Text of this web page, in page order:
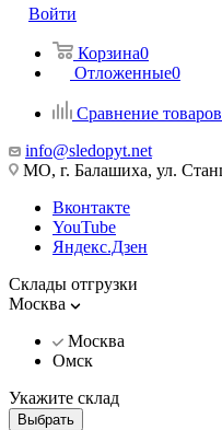
Войти
Корзина0
Отложенные0
Сравнение товаров
info@sledopyt.net
МО, г. Балашиха, ул.
Вконтакте
YouTube
Яндекс.Дзен
Склады отгрузки
Москва
Москва
Омск
Укажите склад
Выбрать